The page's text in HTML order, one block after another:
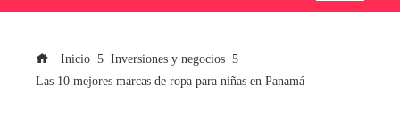
Inicio
Inversiones y negocios
Las 10 mejores marcas de ropa para niñas en Panamá